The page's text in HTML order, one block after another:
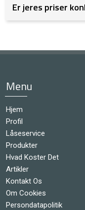
Er jeres priser
Menu
Hjem
Profil
Låseservice
Produkter
Hvad Koster Det
Artikler
Kontakt Os
Om Cookies
Persondatapolitik